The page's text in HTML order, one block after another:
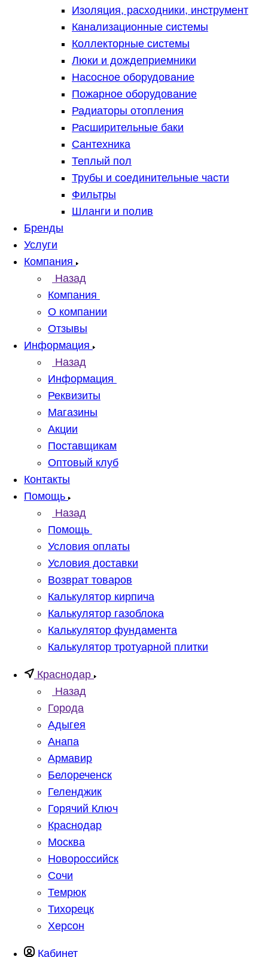
Изоляция, расходники, инструмент
Канализационные системы
Коллекторные системы
Люки и дождеприемники
Насосное оборудование
Пожарное оборудование
Радиаторы отопления
Расширительные баки
Сантехника
Теплый пол
Трубы и соединительные части
Фильтры
Шланги и полив
Бренды
Услуги
Компания
Назад
Компания
О компании
Отзывы
Информация
Назад
Информация
Реквизиты
Магазины
Акции
Поставщикам
Оптовый клуб
Контакты
Помощь
Назад
Помощь
Условия оплаты
Условия доставки
Возврат товаров
Калькулятор кирпича
Калькулятор газоблока
Калькулятор фундамента
Калькулятор тротуарной плитки
Краснодар
Назад
Города
Адыгея
Анапа
Армавир
Белореченск
Геленджик
Горячий Ключ
Краснодар
Москва
Новороссийск
Сочи
Темрюк
Тихорецк
Херсон
Кабинет